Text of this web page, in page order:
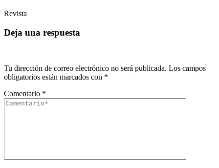
Revista
Deja una respuesta
Tu dirección de correo electrónico no será publicada. Los campos
obligatorios están marcados con *
Comentario *